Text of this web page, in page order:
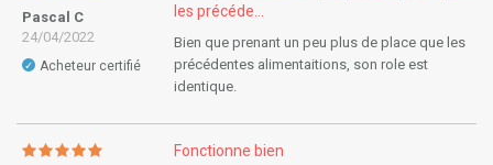
Pascal C
24/04/2022
✓ Acheteur certifié
les précéde...
Bien que prenant un peu plus de place que les
précédentes alimentaitions, son role est
identique.
Fonctionne bien